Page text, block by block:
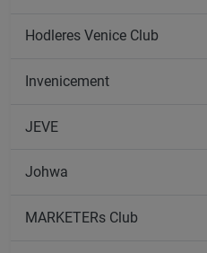
Hodleres Venice Club
Invenicement
JEVE
Johwa
MARKETERs Club